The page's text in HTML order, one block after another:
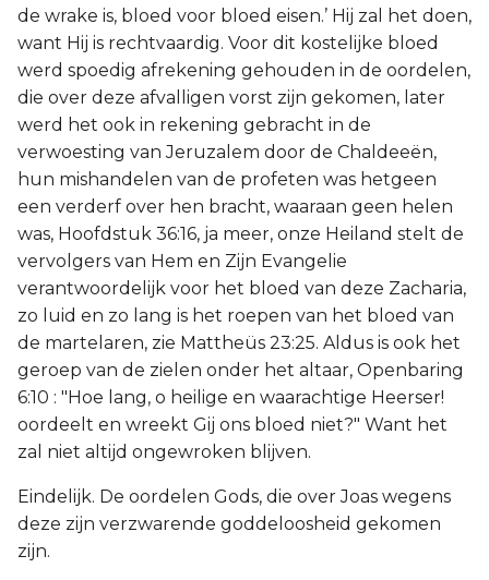
de wrake is, bloed voor bloed eisen.’ Hij zal het doen,
want Hij is rechtvaardig. Voor dit kostelijke bloed
werd spoedig afrekening gehouden in de oordelen,
die over deze afvalligen vorst zijn gekomen, later
werd het ook in rekening gebracht in de
verwoesting van Jeruzalem door de Chaldeeën,
hun mishandelen van de profeten was hetgeen
een verderf over hen bracht, waaraan geen helen
was, Hoofdstuk 36:16, ja meer, onze Heiland stelt de
vervolgers van Hem en Zijn Evangelie
verantwoordelijk voor het bloed van deze Zacharia,
zo luid en zo lang is het roepen van het bloed van
de martelaren, zie Mattheüs 23:25. Aldus is ook het
geroep van de zielen onder het altaar, Openbaring
6:10 : "Hoe lang, o heilige en waarachtige Heerser!
oordeelt en wreekt Gij ons bloed niet?" Want het
zal niet altijd ongewroken blijven.
Eindelijk. De oordelen Gods, die over Joas wegens
deze zijn verzwarende goddeloosheid gekomen
zijn.